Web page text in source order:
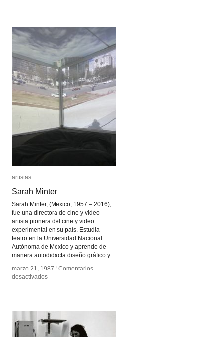
artistas
Sarah Minter
Sarah Minter, (México, 1957 – 2016),
fue una directora de cine y video
artista pionera del cine y video
experimental en su país. Estudia
teatro en la Universidad Nacional
Autónoma de México y aprende de
manera autodidacta diseño gráfico y
marzo 21, 1987 / Comentarios
desactivadosen
artistas
Sarah Minter
marzo 21, 1987 / Comentarios
desactivadosen